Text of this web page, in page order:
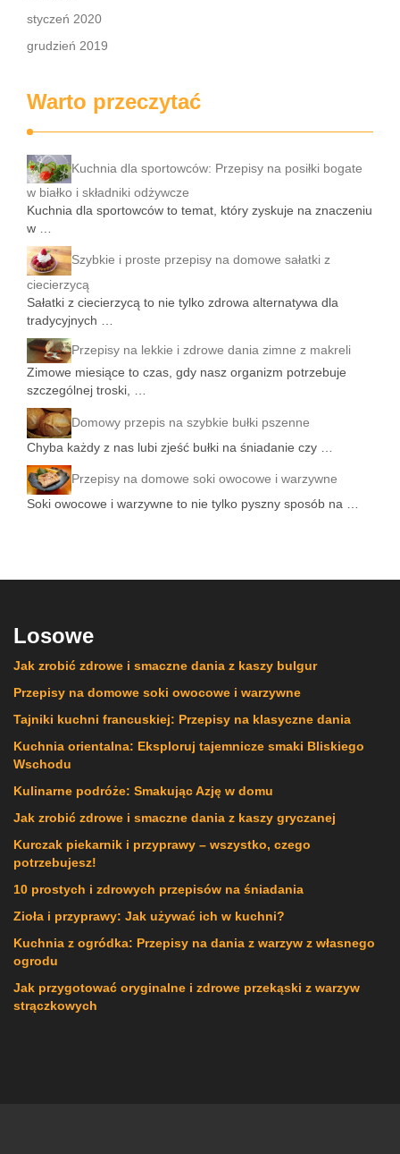
styczeń 2020
grudzień 2019
Warto przeczytać
Kuchnia dla sportowców: Przepisy na posiłki bogate
w białko i składniki odżywcze
Kuchnia dla sportowców to temat, który zyskuje na znaczeniu
w …
Szybkie i proste przepisy na domowe sałatki z
ciecierzycą
Sałatki z ciecierzycą to nie tylko zdrowa alternatywa dla
tradycyjnych …
Przepisy na lekkie i zdrowe dania zimne z makreli
Zimowe miesiące to czas, gdy nasz organizm potrzebuje
szczególnej troski, …
Domowy przepis na szybkie bułki pszenne
Chyba każdy z nas lubi zjeść bułki na śniadanie czy …
Przepisy na domowe soki owocowe i warzywne
Soki owocowe i warzywne to nie tylko pyszny sposób na …
Losowe
Jak zrobić zdrowe i smaczne dania z kaszy bulgur
Przepisy na domowe soki owocowe i warzywne
Tajniki kuchni francuskiej: Przepisy na klasyczne dania
Kuchnia orientalna: Eksploruj tajemnicze smaki Bliskiego
Wschodu
Kulinarne podróże: Smakując Azję w domu
Jak zrobić zdrowe i smaczne dania z kaszy gryczanej
Kurczak piekarnik i przyprawy – wszystko, czego
potrzebujesz!
10 prostych i zdrowych przepisów na śniadania
Zioła i przyprawy: Jak używać ich w kuchni?
Kuchnia z ogródka: Przepisy na dania z warzyw z własnego
ogrodu
Jak przygotować oryginalne i zdrowe przekąski z warzyw
strączkowych